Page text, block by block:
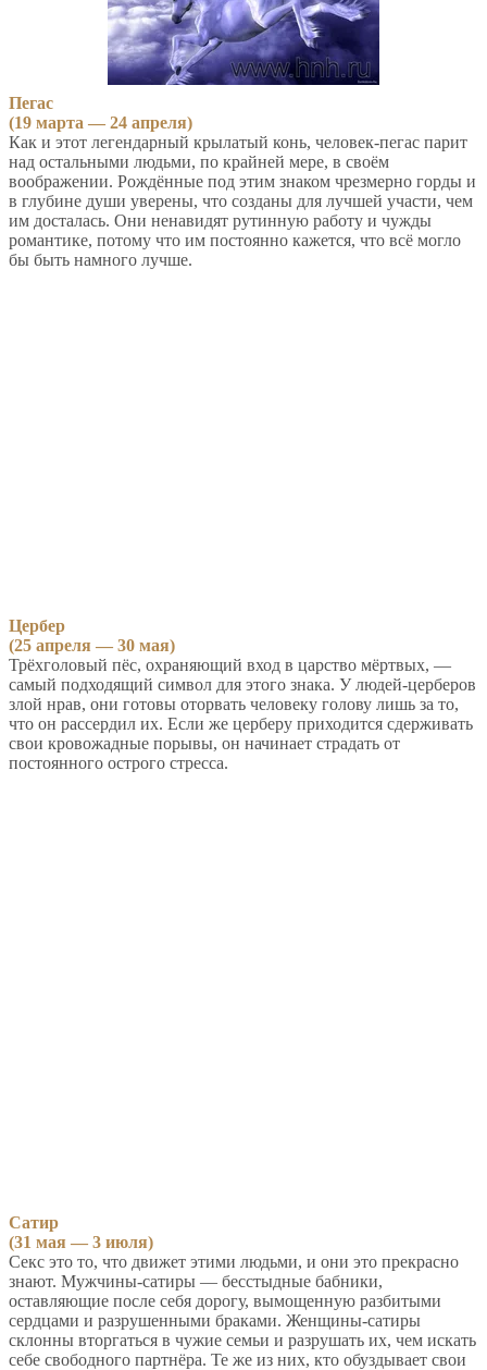
Пегас
(19 марта — 24 апреля)
Как и этот легендарный крылатый конь, человек-пегас парит
над остальными людьми, по крайней мере, в своём
воображении. Рождённые под этим знаком чрезмерно горды и
в глубине души уверены, что созданы для лучшей участи, чем
им досталась. Они ненавидят рутинную работу и чужды
романтике, потому что им постоянно кажется, что всё могло
бы быть намного лучше.
Цербер
(25 апреля — 30 мая)
Трёхголовый пёс, охраняющий вход в царство мёртвых, —
самый подходящий символ для этого знака. У людей-церберов
злой нрав, они готовы оторвать человеку голову лишь за то,
что он рассердил их. Если же церберу приходится сдерживать
свои кровожадные порывы, он начинает страдать от
постоянного острого стресса.
Сатир
(31 мая — 3 июля)
Секс это то, что движет этими людьми, и они это прекрасно
знают. Мужчины-сатиры — бесстыдные бабники,
оставляющие после себя дорогу, вымощенную разбитыми
сердцами и разрушенными браками. Женщины-сатиры
склонны вторгаться в чужие семьи и разрушать их, чем искать
себе свободного партнёра. Те же из них, кто обуздывает свои